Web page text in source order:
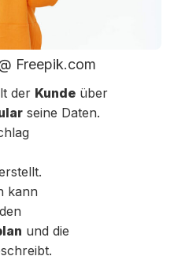
Freepik.com
der Kunde über
seine Daten.
kann
und die